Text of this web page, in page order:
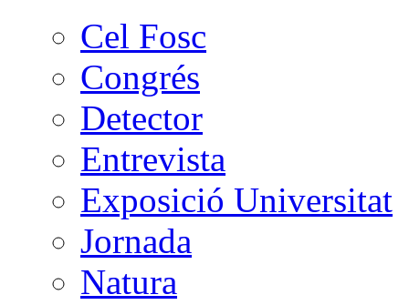
Cel Fosc
Congrés
Detector
Entrevista
Exposició Universitat
Jornada
Natura